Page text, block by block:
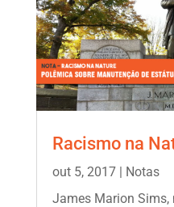
Racismo na
out 5, 2017| Notas
James Marion Sims,